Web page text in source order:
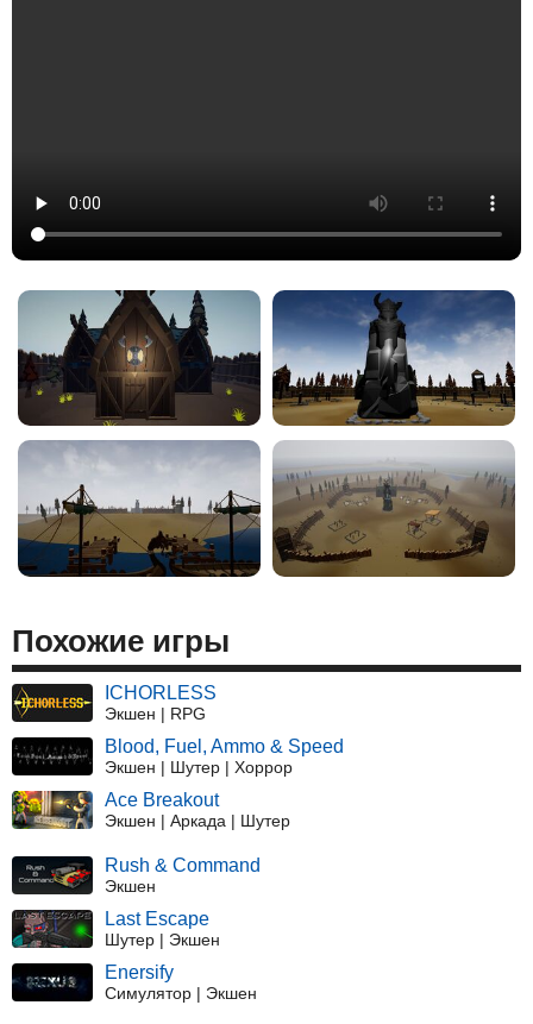
Похожие игры
ICHORLESS
Экшен | RPG
Blood, Fuel, Ammo & Speed
Экшен | Шутер | Хоррор
Ace Breakout
Экшен | Аркада | Шутер
Rush & Command
Экшен
Last Escape
Шутер | Экшен
Enersify
Симулятор | Экшен